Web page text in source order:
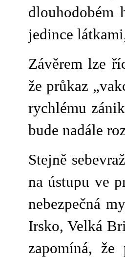
dlouhodobém
jedince
Závěrem lze
že průkaz
rychlému
bude nadále
Stejně
na ústupu ve
nebezpečná
Irsko, Velká
zapomíná,